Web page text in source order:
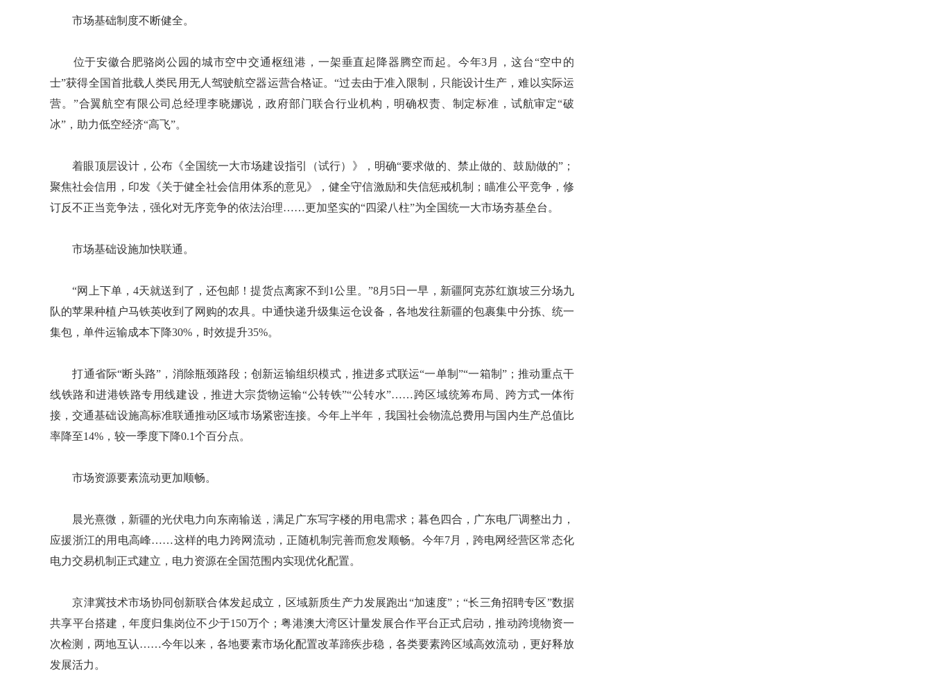
市场基础制度不断健全。
位于安徽合肥骆岗公园的城市空中交通枢纽港，一架垂直起降器腾空而起。今年3月，这台“空中的
士”获得全国首批载人类民用无人驾驶航空器运营合格证。“过去由于准入限制，只能设计生产，难以实际运
营。”合翼航空有限公司总经理李晓娜说，政府部门联合行业机构，明确权责、制定标准，试航审定“破
冰”，助力低空经济“高飞”。
着眼顶层设计，公布《全国统一大市场建设指引（试行）》，明确“要求做的、禁止做的、鼓励做的”；
聚焦社会信用，印发《关于健全社会信用体系的意见》，健全守信激励和失信惩戒机制；瞄准公平竞争，修
订反不正当竞争法，强化对无序竞争的依法治理……更加坚实的“四梁八柱”为全国统一大市场夯基垒台。
市场基础设施加快联通。
“网上下单，4天就送到了，还包邮！提货点离家不到1公里。”8月5日一早，新疆阿克苏红旗坡三分场九
队的苹果种植户马铁英收到了网购的农具。中通快递升级集运仓设备，各地发往新疆的包裹集中分拣、统一
集包，单件运输成本下降30%，时效提升35%。
打通省际“断头路”，消除瓶颈路段；创新运输组织模式，推进多式联运“一单制”“一箱制”；推动重点干
线铁路和进港铁路专用线建设，推进大宗货物运输“公转铁”“公转水”……跨区域统筹布局、跨方式一体衔
接，交通基础设施高标准联通推动区域市场紧密连接。今年上半年，我国社会物流总费用与国内生产总值比
率降至14%，较一季度下降0.1个百分点。
市场资源要素流动更加顺畅。
晨光熹微，新疆的光伏电力向东南输送，满足广东写字楼的用电需求；暮色四合，广东电厂调整出力，
应援浙江的用电高峰……这样的电力跨网流动，正随机制完善而愈发顺畅。今年7月，跨电网经营区常态化
电力交易机制正式建立，电力资源在全国范围内实现优化配置。
京津冀技术市场协同创新联合体发起成立，区域新质生产力发展跑出“加速度”；“长三角招聘专区”数据
共享平台搭建，年度归集岗位不少于150万个；粤港澳大湾区计量发展合作平台正式启动，推动跨境物资一
次检测，两地互认……今年以来，各地要素市场化配置改革蹄疾步稳，各类要素跨区域高效流动，更好释放
发展活力。